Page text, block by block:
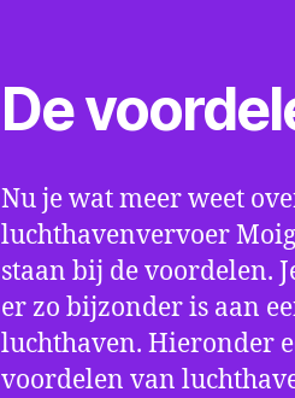
De
Nu je wat meer weet
luchthavenvervoer
staan bij de voordelen.
er zo bijzonder is aan
luchthaven. Hieronder
voordelen van